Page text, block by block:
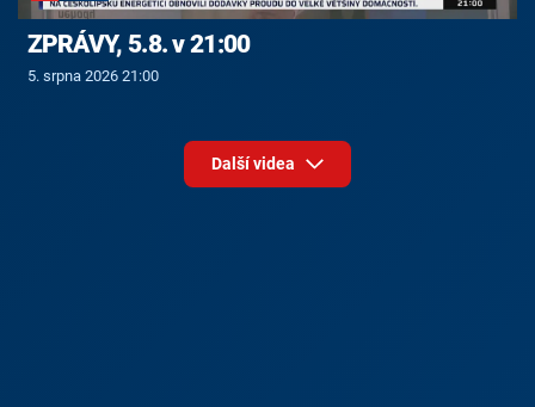
ZPRÁVY, 5.8. v 21:00
5. srpna 2026 21:00
Další videa